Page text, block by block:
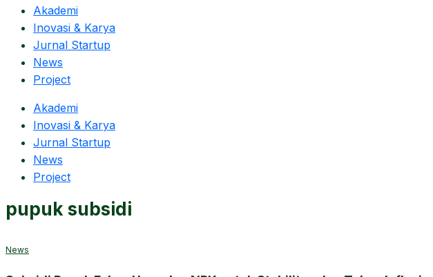
Akademi
Inovasi & Karya
Jurnal Startup
News
Project
Akademi
Inovasi & Karya
Jurnal Startup
News
Project
pupuk subsidi
News